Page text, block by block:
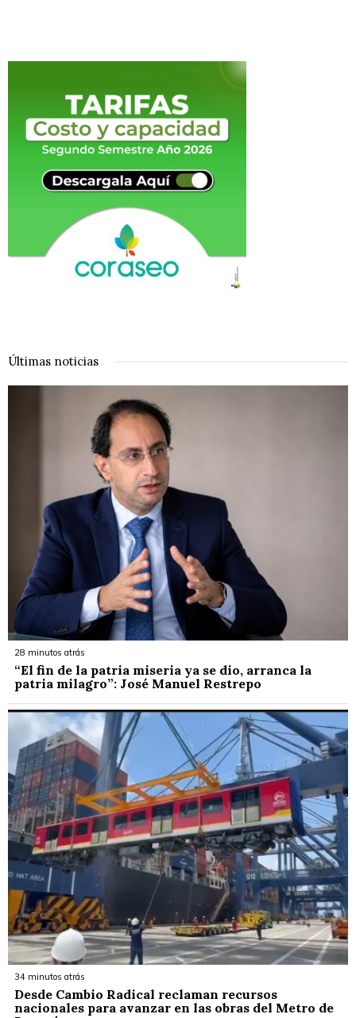
Últimas noticias
28 minutos atrás
“El fin de la patria miseria ya se dio, arranca la
patria milagro”: José Manuel Restrepo
34 minutos atrás
Desde Cambio Radical reclaman recursos
nacionales para avanzar en las obras del Metro de